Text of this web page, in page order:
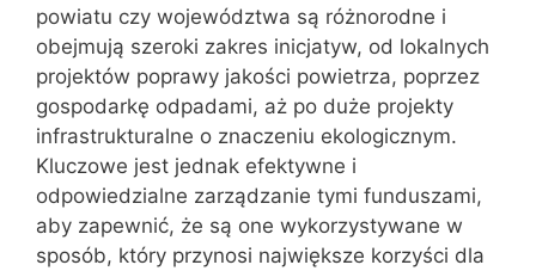
powiatu czy województwa są różnorodne i
obejmują szeroki zakres inicjatyw, od lokalnych
projektów poprawy jakości powietrza, poprzez
gospodarkę odpadami, aż po duże projekty
infrastrukturalne o znaczeniu ekologicznym.
Kluczowe jest jednak efektywne i
odpowiedzialne zarządzanie tymi funduszami,
aby zapewnić, że są one wykorzystywane w
sposób, który przynosi największe korzyści dla